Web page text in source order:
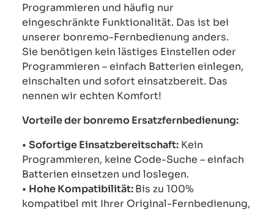
Programmieren und häufig nur
eingeschränkte Funktionalität. Das ist bei
unserer bonremo-Fernbedienung anders.
Sie benötigen kein lästiges Einstellen oder
Programmieren – einfach Batterien einlegen,
einschalten und sofort einsatzbereit. Das
nennen wir echten Komfort!
Vorteile der bonremo Ersatzfernbedienung:
• Sofortige Einsatzbereitschaft: Kein
Programmieren, keine Code-Suche – einfach
Batterien einsetzen und loslegen.
• Hohe Kompatibilität:Bis zu 100%
kompatibel mit Ihrer Original-Fernbedienung,